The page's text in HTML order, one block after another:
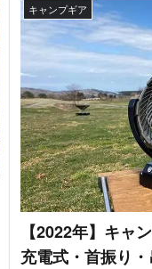
キャンプギア
【2022年】キャ
充電式・首振り